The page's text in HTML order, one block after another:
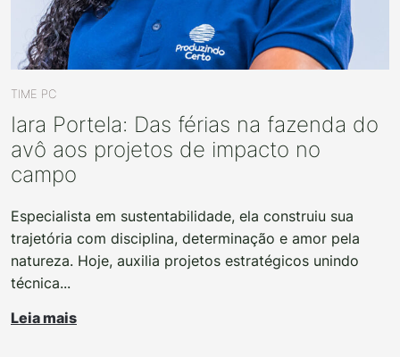
TIME PC
Iara Portela: Das férias na fazenda do
avô aos projetos de impacto no
campo
Especialista em sustentabilidade, ela construiu sua
trajetória com disciplina, determinação e amor pela
natureza. Hoje, auxilia projetos estratégicos unindo
técnica...
Leia mais